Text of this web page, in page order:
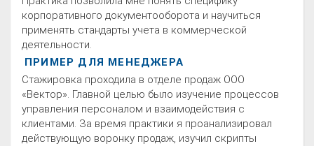
корпоративного документооборота и научиться
применять стандарты учета в коммерческой
деятельности.
ПРИМЕР ДЛЯ МЕНЕДЖЕРА
Стажировка проходила в отделе продаж ООО
«Вектор». Главной целью было изучение процессов
управления персоналом и взаимодействия с
клиентами. За время практики я проанализировал
действующую воронку продаж, изучил скрипты